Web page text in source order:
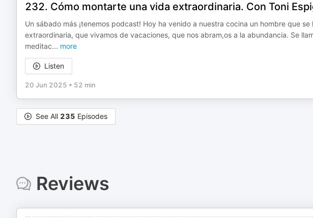
232. Cómo montarte una vida extraordinaria. Con Toni
Un sábado más ¡tenemos podcast! Hoy ha venido a nuestra cocina un hombre que
extraordinaria, que vivamos de vacaciones, que nos abram,os a la abundancia. Se
meditac... more
Listen
20 Jun 2025 • 52 min
See All 235 Episodes
Reviews